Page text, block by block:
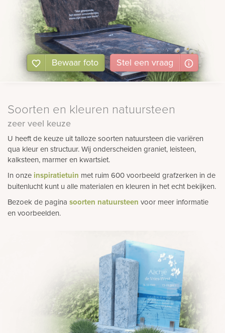
Bewaar foto Stel een vraag
Soorten en kleuren natuursteen
zeer veel keuze
U heeft de keuze uit talloze soorten natuursteen die variëren
qua kleur en structuur. Wij onderscheiden graniet, leisteen,
kalksteen, marmer en kwartsiet.
In onze inspiratietuin met ruim 600 voorbeeld grafzerken in de
buitenlucht kunt u alle materialen en kleuren in het echt bekijken.
Bezoek de pagina soorten natuursteen voor meer informatie
en voorbeelden.